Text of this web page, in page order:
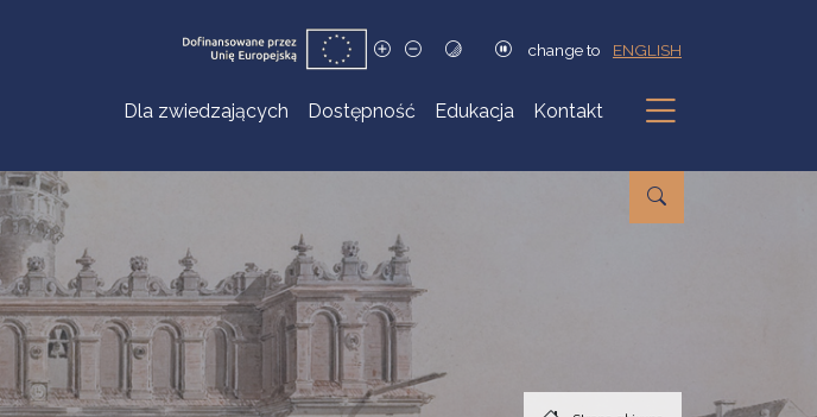
change to ENGLISH
Dla zwiedzających Dostępność Edukacja Kontakt
Podmenu